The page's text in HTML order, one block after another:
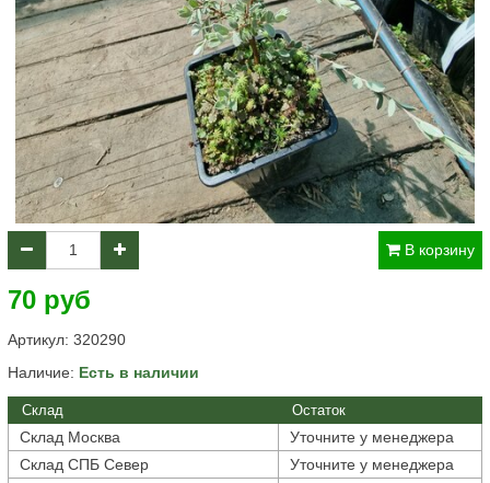
В корзину
70 руб
Артикул: 320290
Наличие: Есть в наличии
Склад Остаток
Склад Москва
Уточните у менеджера
Склад СПБ Север
Уточните у менеджера